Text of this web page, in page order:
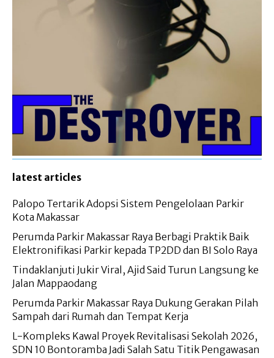
latest articles
Palopo Tertarik Adopsi Sistem Pengelolaan Parkir
Kota Makassar
Perumda Parkir Makassar Raya Berbagi Praktik Baik
Elektronifikasi Parkir kepada TP2DD dan BI Solo Raya
Tindaklanjuti Jukir Viral, Ajid Said Turun Langsung ke
Jalan Mappaodang
Perumda Parkir Makassar Raya Dukung Gerakan Pilah
Sampah dari Rumah dan Tempat Kerja
L-Kompleks Kawal Proyek Revitalisasi Sekolah 2026,
SDN 10 Bontoramba Jadi Salah Satu Titik Pengawasan